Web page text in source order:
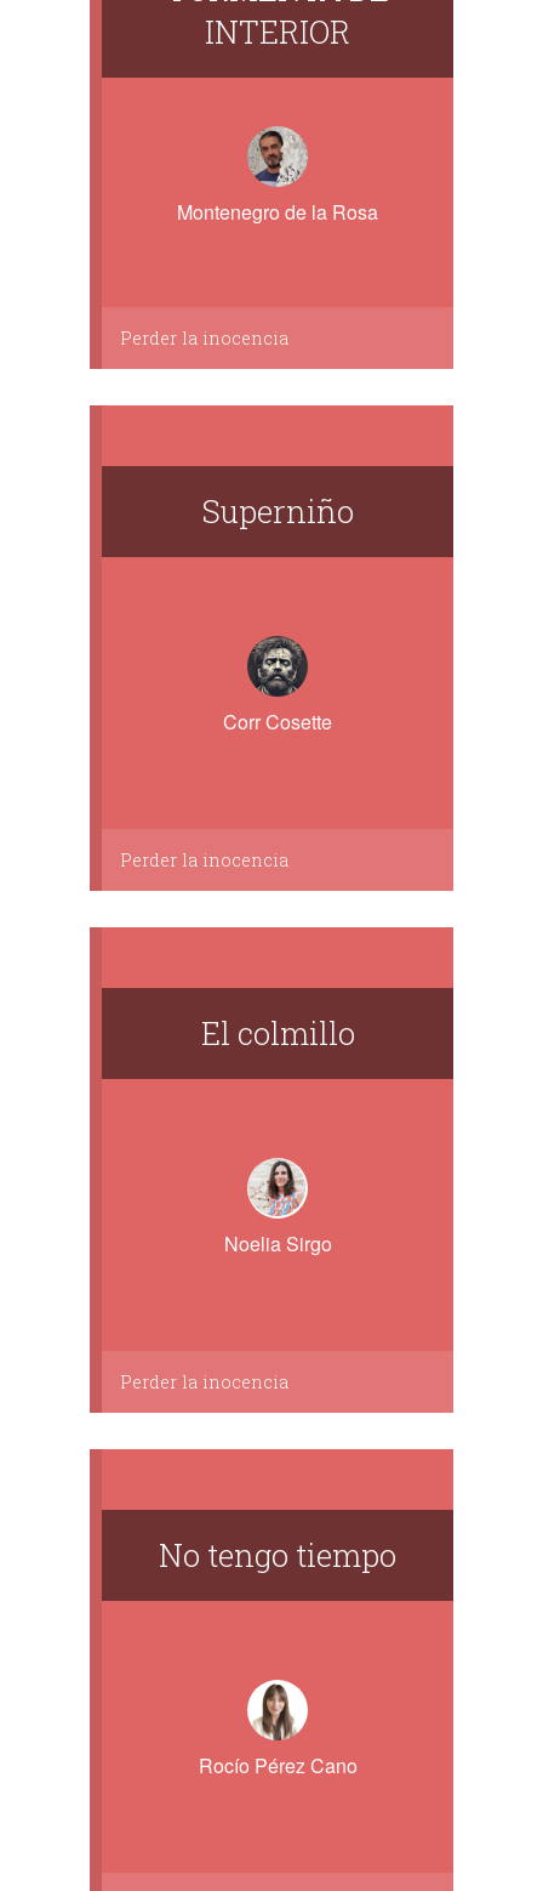
INTERIOR
Montenegro de la Rosa
Perder la inocencia
Superniño
Corr Cosette
Perder la inocencia
El colmillo
Noelia Sirgo
Perder la inocencia
No tengo tiempo
Rocío Pérez Cano